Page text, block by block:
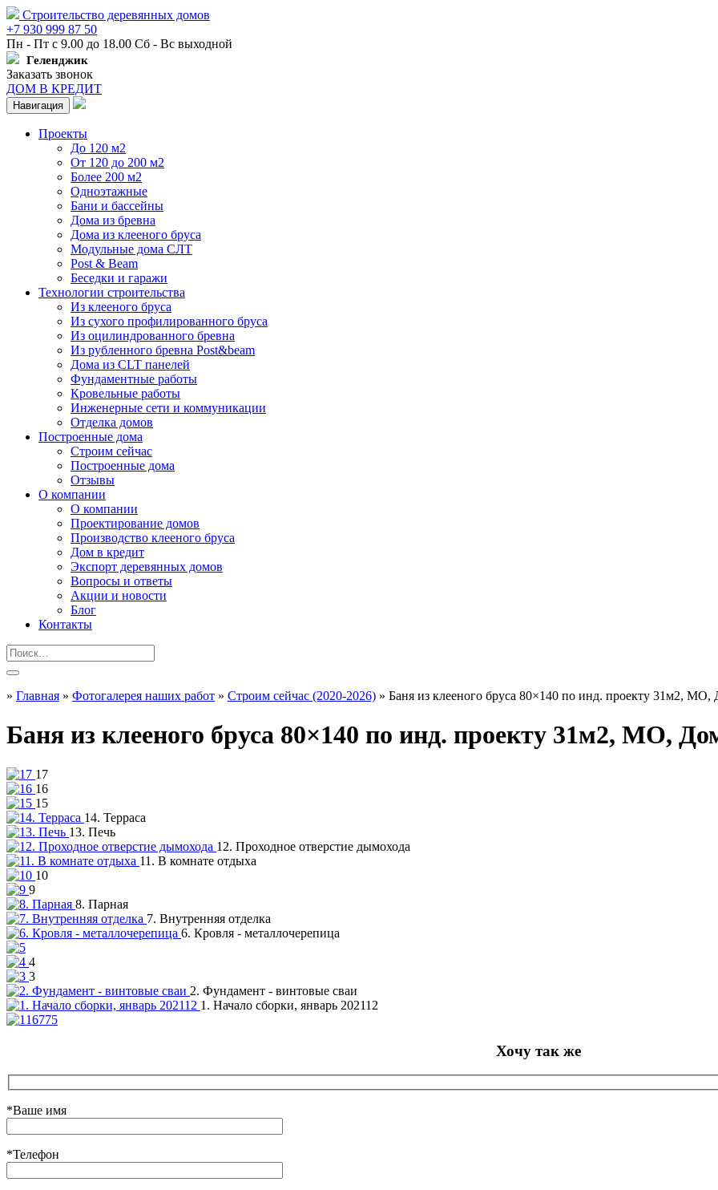
Строительство деревянных домов
+7 930 999 87 50
Пн - Пт с 9.00 до 18.00 Сб - Вс выходной
Геленджик
Заказать звонок
ДОМ В КРЕДИТ
Навигация
Проекты
До 120 м2
От 120 до 200 м2
Более 200 м2
Одноэтажные
Бани и бассейны
Дома из бревна
Дома из клееного бруса
Модульные дома СЛТ
Post & Beam
Беседки и гаражи
Технологии строительства
Из клееного бруса
Из сухого профилированного бруса
Из оцилиндрованного бревна
Из рубленного бревна Post&beam
Дома из CLT панелей
Фундаментные работы
Кровельные работы
Инженерные сети и коммуникации
Отделка домов
Построенные дома
Строим сейчас
Построенные дома
Отзывы
О компании
О компании
Проектирование домов
Производство клееного бруса
Дом в кредит
Экспорт деревянных домов
Вопросы и ответы
Акции и новости
Блог
Контакты
» Главная » Фотогалерея наших работ » Строим сейчас (2020-2026) » Баня из клееного бруса 80×140 по инд. проекту 31м2, МО,
Баня из клееного бруса 80×140 по инд. проекту 31м2, МО,
17
16
15
14. Терраса
13. Печь
12. Проходное отверстие дымохода
11. В комнате отдыха
10
9
8. Парная
7. Внутренняя отделка
6. Кровля - металлочерепица
4
3
2. Фундамент - винтовые сваи
1. Начало сборки, январь 202112
Хочу так же
*Ваше имя
*Телефон